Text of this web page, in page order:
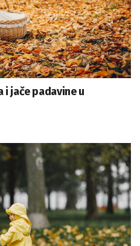
i jače padavine u